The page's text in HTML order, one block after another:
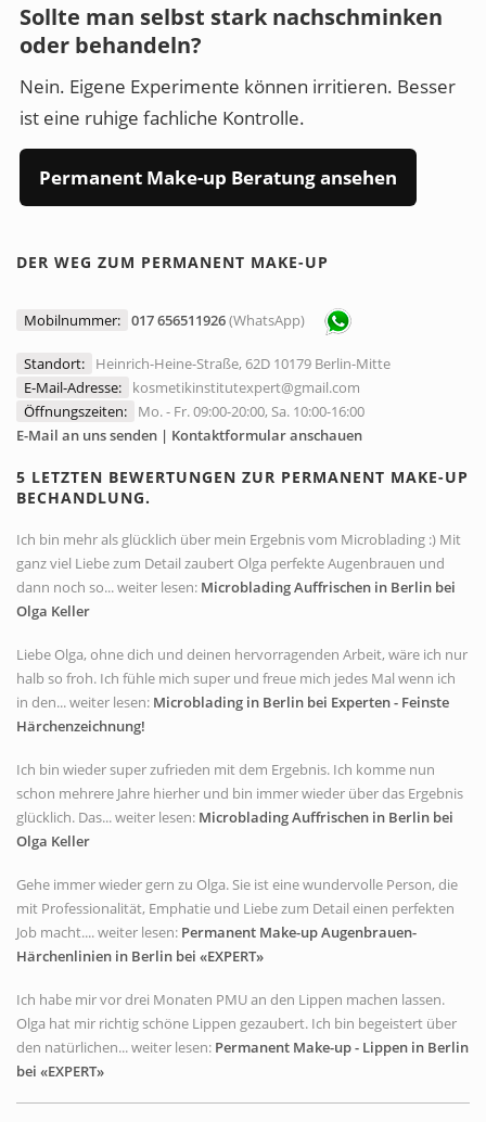
Sollte man selbst stark nachschminken
oder behandeln?
Nein. Eigene Experimente können irritieren. Besser
ist eine ruhige fachliche Kontrolle.
Permanent Make-up Beratung ansehen
DER WEG ZUM PERMANENT MAKE-UP
Mobilnummer: 017 656511926(WhatsApp)
Standort:
Heinrich-Heine-Straße, 62D 10179 Berlin-Mitte
E-Mail-Adresse:
kosmetikinstitutexpert@gmail.com
Öffnungszeiten:
Mo. - Fr. 09:00-20:00, Sa. 10:00-16:00
E-Mail an uns senden | Kontaktformular anschauen
5 LETZTEN BEWERTUNGEN ZUR PERMANENT MAKE-UP
BECHANDLUNG.
Ich bin mehr als glücklich über mein Ergebnis vom Microblading :) Mit
ganz viel Liebe zum Detail zaubert Olga perfekte Augenbrauen und
dann noch so... weiter lesen: Microblading Auffrischen in Berlin bei
Olga Keller
Liebe Olga, ohne dich und deinen hervorragenden Arbeit, wäre ich nur
halb so froh. Ich fühle mich super und freue mich jedes Mal wenn ich
in den... weiter lesen: Microblading in Berlin bei Experten - Feinste
Härchenzeichnung!
Ich bin wieder super zufrieden mit dem Ergebnis. Ich komme nun
schon mehrere Jahre hierher und bin immer wieder über das Ergebnis
glücklich. Das... weiter lesen: Microblading Auffrischen in Berlin bei
Olga Keller
Gehe immer wieder gern zu Olga. Sie ist eine wundervolle Person, die
mit Professionalität, Emphatie und Liebe zum Detail einen perfekten
Job macht.... weiter lesen: Permanent Make-up Augenbrauen-
Härchenlinien in Berlin bei «EXPERT»
Ich habe mir vor drei Monaten PMU an den Lippen machen lassen.
Olga hat mir richtig schöne Lippen gezaubert. Ich bin begeistert über
den natürlichen... weiter lesen: Permanent Make-up - Lippen in Berlin
bei «EXPERT»